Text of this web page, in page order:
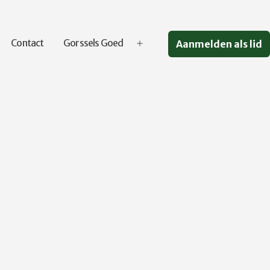
Contact Gorssels Goed
Open
Aanmelden als lid